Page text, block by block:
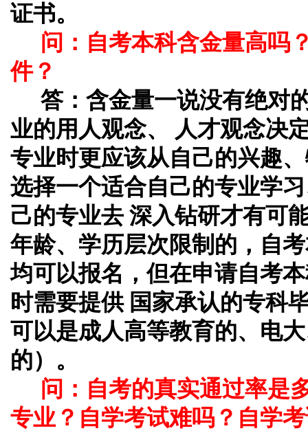
证书。
问：自考本科含金量高吗
件？
答： 含金量一说没有绝对
业的用人观念、 人才观念决
专业时更应该从自己的兴趣
选择一个适合自己的专业学
己的专业去 深入钻研才有可
年龄、学历层次限制的，自
均可以报名，但在申请自考
时需要提供 国家承认的专科
可以是成人高等教育的、电
的）。
问：自考的真实通过率是
专业？自学考试难吗？自学